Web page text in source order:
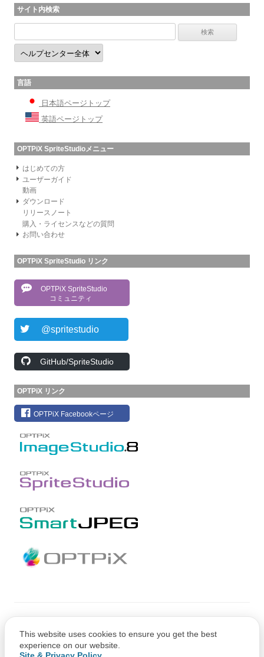
サイト内検索
言語
日本語ページトップ
英語ページトップ
OPTPiX SpriteStudioメニュー
はじめての方
ユーザーガイド
動画
ダウンロード
リリースノート
購入・ライセンスなどの質問
お問い合わせ
OPTPiX SpriteStudio リンク
OPTPiX SpriteStudio
コミュニティ
@spritestudio
GitHub/SpriteStudio
OPTPiX リンク
OPTPiX Facebookページ
Copyright © 1991-2021 Web Technology Corp.
This website uses cookies to ensure you get the best
experience on our website.